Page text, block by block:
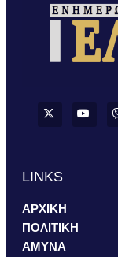
LINKS
ΑΡΧΙΚΗ
ΠΟΛΙΤΙΚΗ
ΑΜΥΝΑ